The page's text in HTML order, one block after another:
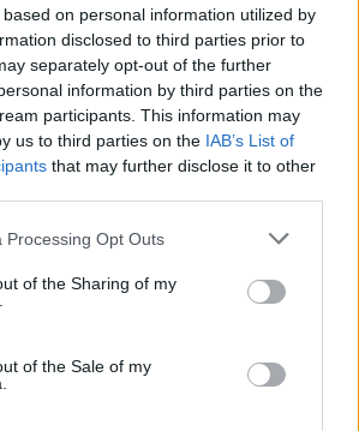
on personal information utilized by
disclosed to third parties prior to
separately opt-out of the further
information by third parties on the
participants. This information may
us to third parties on the IAB’s List of
that may further disclose it to other
Processing Opt Outs
of the Sharing of my
of the Sale of my
2026 18:10
από Γ.Ν. Ρόδου: Νέες προσλήψεις
για το Ακτινοθεραπευτικό
2026
πισίνα: Είναι αλλεργία ή
χλώριο; Τι εξηγεί αλλεργιολόγος